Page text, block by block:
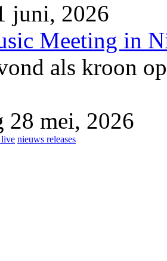
juni, 2026
Meeting in
als kroon
28 mei, 2026
nieuws releases